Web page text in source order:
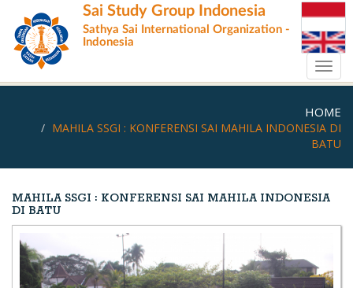
main
content
Sai Study Group Indonesia
Sathya Sai International Organization -
Indonesia
HOME
MAHILA SSGI : KONFERENSI SAI MAHILA INDONESIA DI
BATU
MAHILA SSGI : KONFERENSI SAI MAHILA INDONESIA
DI BATU